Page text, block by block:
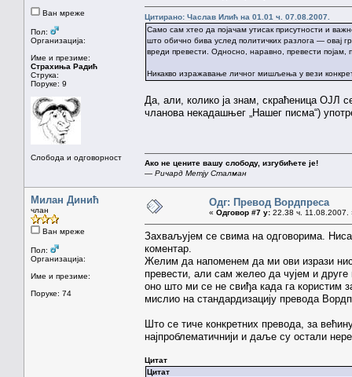
Ван мреже
Пол:
Организација:
Име и презиме:
Страхиња Радић
Струка:
Поруке: 9
Слобода и одговорност
Цитирано: Часлав Илић на 01.01 ч. 07.08.2007.
Само сам хтео да појачам утисак присутности и
што обично бива услед политичких разлога — овај
вреди превести. Односно, наравно, превести појам,
Никакво изражавање личног мишљења у вези
Да, али, колико ја знам, скраћеница ОЈЛ се
чланова некадашњег „Нашег писма“)
Ако не цените вашу слободу, изгубићете је!
— Ричард Метју Сталман
Милан Динић
члан
Ван мреже
Пол:
Организација:
Име и презиме:
Поруке: 74
Одг: Превод Вордпреса
« Одговор #7 у: 22.38 ч. 11.08.2007.
Захваљујем се свима на одговорима.
коментар.
Желим да напоменем да ми ови изрази
превести, али сам желео да чујем и друге
оно што ми се не свиђа када га користим
мислио на стандардизацију превода
Што се тиче конкретних превода, за
најпроблематичнији и даље су остали
Цитат
Цитат